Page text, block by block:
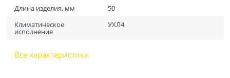
Длина изделия, мм
50
Климатическое
исполнение
УХЛ4
Все характеристики